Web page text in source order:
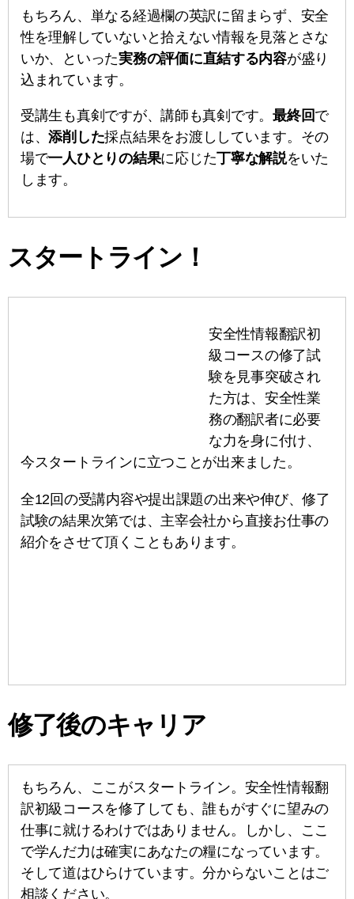
もちろん、単なる経過欄の英訳に留まらず、安全
性を理解していないと拾えない情報を見落とさな
いか、といった実務の評価に直結する内容が盛り
込まれています。
受講生も真剣ですが、講師も真剣です。最終回で
は、添削した採点結果をお渡ししています。その
場で一人ひとりの結果に応じた丁寧な解説をいた
します。
スタートライン！
安全性情報翻訳初
級コースの修了試
験を見事突破され
た方は、安全性業
務の翻訳者に必要
な力を身に付け、
今スタートラインに立つことが出来ました。
全12回の受講内容や提出課題の出来や伸び、修了
試験の結果次第では、主宰会社から直接お仕事の
紹介をさせて頂くこともあります。
修了後のキャリア
もちろん、ここがスタートライン。安全性情報翻
訳初級コースを修了しても、誰もがすぐに望みの
仕事に就けるわけではありません。しかし、ここ
で学んだ力は確実にあなたの糧になっています。
そして道はひらけています。分からないことはご
相談ください。